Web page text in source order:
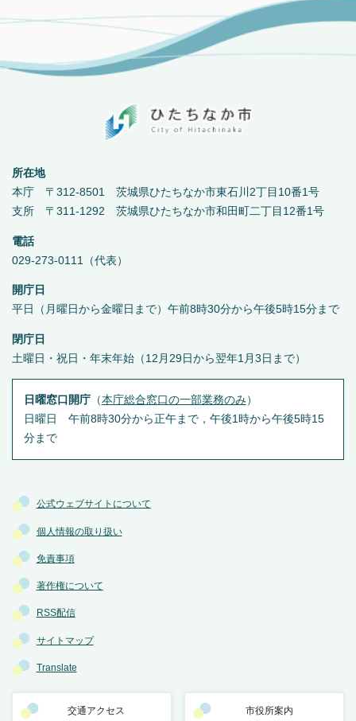
公式ウェブサイトについて
個人情報の取り扱い
免責事項
著作権について
RSS配信
サイトマップ
Translate
交通アクセス 市役所案内
所在地
本庁 〒312-8501 茨城県ひたちなか市東石川2丁目10番1号
支所 〒311-1292 茨城県ひたちなか市和田町二丁目12番1号
電話
029-273-0111（代表）
開庁日
平日（月曜日から金曜日まで）午前8時30分から午後5時15分まで
閉庁日
土曜日・祝日・年末年始（12月29日から翌年1月3日まで）
日曜窓口開庁（本庁総合窓口の一部業務のみ ）
日曜日 午前8時30分から正午まで，午後1時から午後5時15
分まで